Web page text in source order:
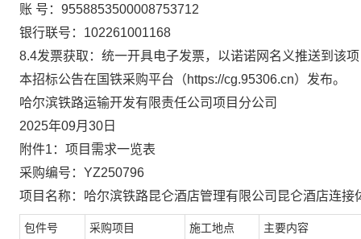
账 号： 9558853500008753712
银行联号： 102261001168
8.4发票获取： 统一开具电子发票，以诺诺网名义推送到该
本招标公告在国铁采购平台（https://cg.95306.cn）发布。
哈尔滨铁路运输开发有限责任公司项目分公司
2025年09月 30 日
附件1：项目需求一览表
采购编号： YZ250796
项目名称： 哈尔滨铁路昆仑酒店管理有限公司昆仑酒店连接
包件号 采购项目 施工地点 主要内容